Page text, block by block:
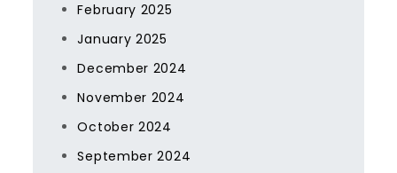
February 2025
January 2025
December 2024
November 2024
October 2024
September 2024